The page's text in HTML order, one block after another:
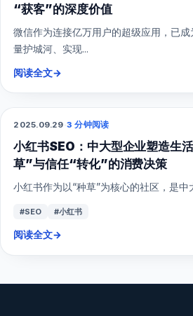
“获客”的深度价值
微信作为连接亿万用户的超级应用，已
量护城河、实现...
阅读全文→
SEO
2025.09.29·3 分钟阅读
小红书SEO：中大型企业塑造生
草”与信任“转化”的消费决策
小红书作为以“种草”为核心的社区，是中
#SEO #小红书
阅读全文→